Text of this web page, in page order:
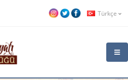
Türkçe